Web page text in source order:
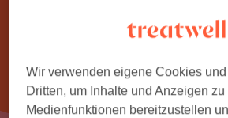
Wir verwenden eigene Cookies
Dritten, um Inhalte und Anzeigen
Medienfunktionen bereitzustellen